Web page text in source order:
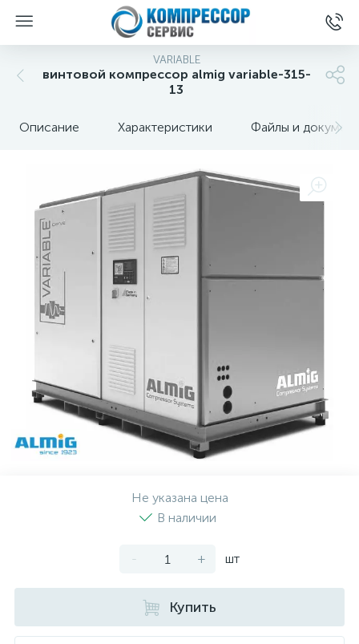
VARIABLE
винтовой компрессор almig variable-315-
13
Описание Характеристики Файлы и
Не указана цена
В наличии
- + шт
Купить